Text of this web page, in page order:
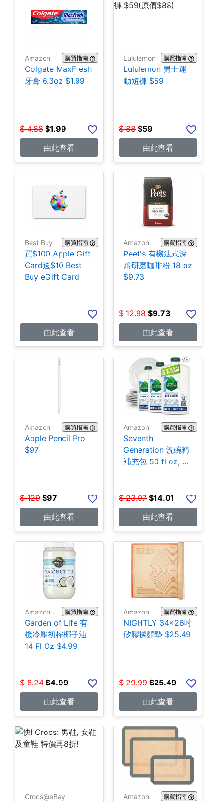
Amazon 購買指南
Colgate MaxFresh
牙膏 6.3oz $1.99
$ 4.88 $1.99
由此查看
Lululemon 購買指南
Lululemon 男士運
動短褲 $59
$ 88 $59
由此查看
Best Buy 購買指南
買$100 Apple Gift
Card送$10 Best
Buy eGift Card
由此查看
Amazon 購買指南
Peet's 有機法式深
焙研磨咖啡粉 18 oz
$9.73
$ 12.98 $9.73
由此查看
Amazon 購買指南
Apple Pencil Pro
$97
$ 129 $97
由此查看
Amazon 購買指南
Seventh
Generation 洗碗精
補充包 50 fl oz, 3
$ 23.97 $14.01
由此查看
Amazon 購買指南
Garden of Life 有
機冷壓初榨椰子油
14 Fl Oz $4.99
$ 8.24 $4.99
由此查看
Amazon 購買指南
NIGHTLY 34x26吋
矽膠揉麵墊 $25.49
$ 29.99 $25.49
由此查看
Crocs@eBay Amazon 購買指南